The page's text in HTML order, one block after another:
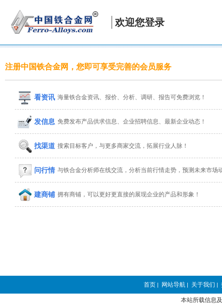
欢迎您登录
注册中国铁合金网，您即可享受完善的会员服务
看资讯 海量铁合金资讯、报价、分析、调研、报告可免费浏览！
发信息 免费发布产品供求信息、企业招聘信息、最新企业动态！
找渠道 搜索目标客户，与更多商家交流，拓展行业人脉！
问行情 与铁合金分析师在线交流，分析当前行情走势，预测未来市场
建商铺 拥有商铺，可以更好更直接的展现企业的产品和形象！
首页 | 网站导航 | 关于我们 |
本站所载信息